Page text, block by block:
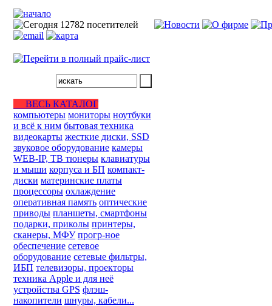
ВЕСЬ КАТАЛОГ
компьютеры мониторы ноутбуки
и всё к ним бытовая техника
видеокарты жесткие диски, SSD
звуковое оборудование камеры
WEB-IP, ТВ тюнеры клавиатуры
и мыши корпуса и БП компакт-
диски материнские платы
процессоры охлаждение
оперативная память оптические
приводы планшеты, смартфоны
подарки, приколы принтеры,
сканеры, МФУ прогр-ное
обеспечение сетевое
оборудование сетевые фильтры,
ИБП телевизоры, проекторы
техника Apple и для неё
устройства GPS флэш-
накопители шнуры, кабели...